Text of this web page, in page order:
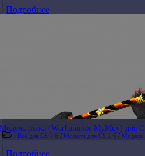
Подробнее
Модель ножа (Warhammer MyMuy) для
Все для CS 1.6 / Модели для CS 1.6 / Модели
Подробнее